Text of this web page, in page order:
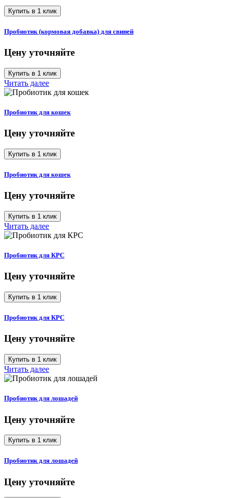
Купить в 1 клик
Пробиотик (кормовая добавка) для свиней
Цену уточняйте
Купить в 1 клик
Читать далее
Пробиотик для кошек
Цену уточняйте
Купить в 1 клик
Пробиотик для кошек
Цену уточняйте
Купить в 1 клик
Читать далее
Пробиотик для КРС
Цену уточняйте
Купить в 1 клик
Пробиотик для КРС
Цену уточняйте
Купить в 1 клик
Читать далее
Пробиотик для лошадей
Цену уточняйте
Купить в 1 клик
Пробиотик для лошадей
Цену уточняйте